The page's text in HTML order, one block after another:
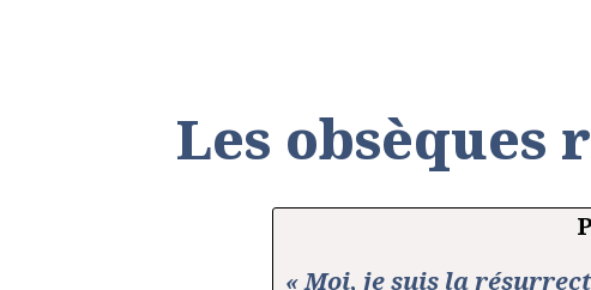
Les obsèques
« Moi, je suis la